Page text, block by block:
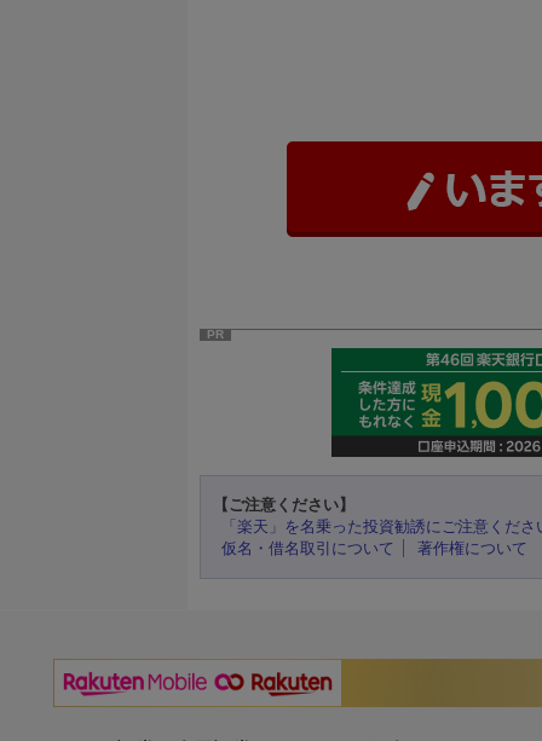
PR
【ご注意ください】
「楽天」を名乗った投資勧誘にご注意くださ
仮名・借名取引について
著作権について